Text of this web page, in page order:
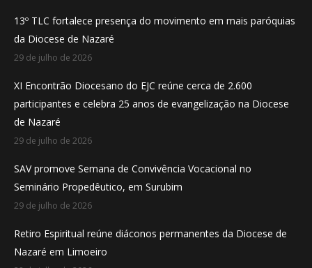
new
window
new
window
new
window
13º TLC fortalece presença do movimento em mais paróquias
da Diocese de Nazaré
29 de julho de 2026
XI Encontrão Diocesano do EJC reúne cerca de 2.600
participantes e celebra 25 anos de evangelização na Diocese
de Nazaré
29 de julho de 2026
SAV promove Semana de Convivência Vocacional no
Seminário Propedêutico, em Surubim
29 de julho de 2026
Retiro Espiritual reúne diáconos permanentes da Diocese de
Nazaré em Limoeiro